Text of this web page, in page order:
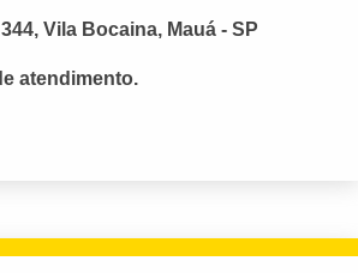
Vila Bocaina, Mauá - SP
atendimento.